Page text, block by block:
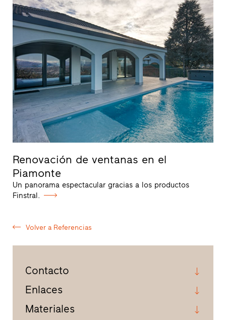
Renovación de ventanas en el
Piamonte
Un panorama espectacular gracias a los productos
Finstral.
Volver a Referencias
Contacto
Enlaces
Materiales